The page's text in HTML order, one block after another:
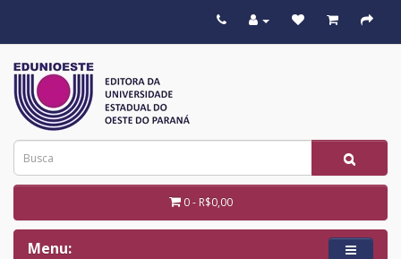
0 - R$0,00
Menu: